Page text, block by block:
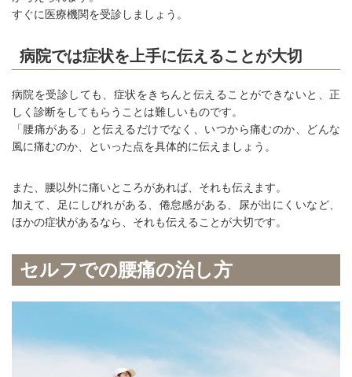
すぐに医療機関を受診しましょう。
病院では症状を上手に伝えることが大切
病院を受診しても、症状をきちんと伝えることができないと、正
しく診断をしてもらうことは難しいものです。
「腰痛がある」と伝えるだけでなく、いつから痛むのか、どんな
風に痛むのか、といった点を具体的に伝えましょう。
また、腰以外に痛いところがあれば、それも伝えます。
加えて、足にしびれがある、倦怠感がある、尿が出にくいなど、
ほかの症状があるなら、それも伝えることが大切です。
セルフでの腰痛の治し方